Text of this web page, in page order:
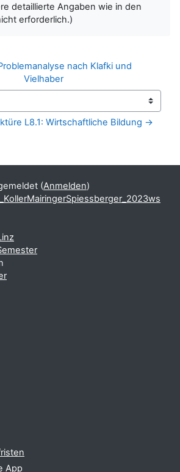
detaillierte Angaben wie in den
erforderlich.)
nach Klafki und
Vielhaber
L8.1: Wirtschaftliche Bildung →
(Anmelden)
App